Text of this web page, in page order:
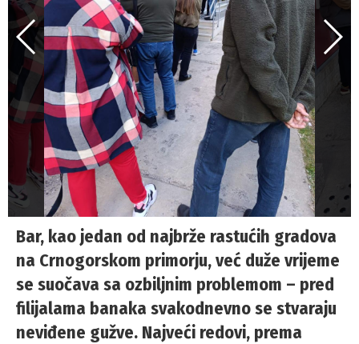
Bar, kao jedan od najbrže rastućih gradova
na Crnogorskom primorju, već duže vrijeme
se suočava sa ozbiljnim problemom – pred
filijalama banaka svakodnevno se stvaraju
neviđene gužve. Najveći redovi, prema